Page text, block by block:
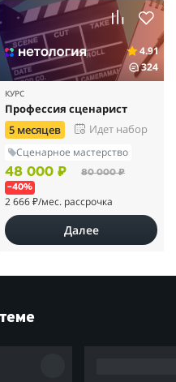
4.91
324
КУРС
Профессия сценарист
5 месяцев
Идет набор
Сценарное мастерство
48 000 ₽ 80 000 ₽
–40%
2 666 ₽/мес. рассрочка
Далее